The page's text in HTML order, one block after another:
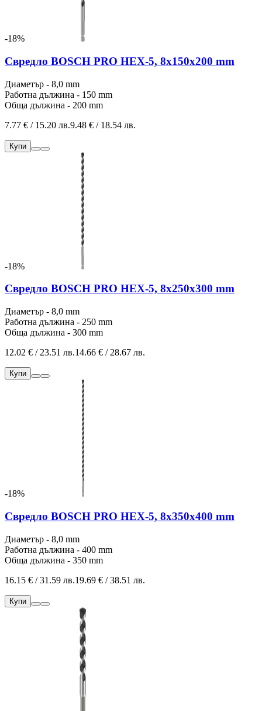
-18%
Свредло BOSCH PRO HEX-5, 8x150x200 mm
Диаметър - 8,0 mm
Работна дължина - 150 mm
Обща дължина - 200 mm
7.77 € / 15.20 лв.9.48 € / 18.54 лв.
Купи
-18%
Свредло BOSCH PRO HEX-5, 8x250x300 mm
Диаметър - 8,0 mm
Работна дължина - 250 mm
Обща дължина - 300 mm
12.02 € / 23.51 лв.14.66 € / 28.67 лв.
Купи
-18%
Свредло BOSCH PRO HEX-5, 8x350x400 mm
Диаметър - 8,0 mm
Работна дължина - 400 mm
Обща дължина - 350 mm
16.15 € / 31.59 лв.19.69 € / 38.51 лв.
Купи